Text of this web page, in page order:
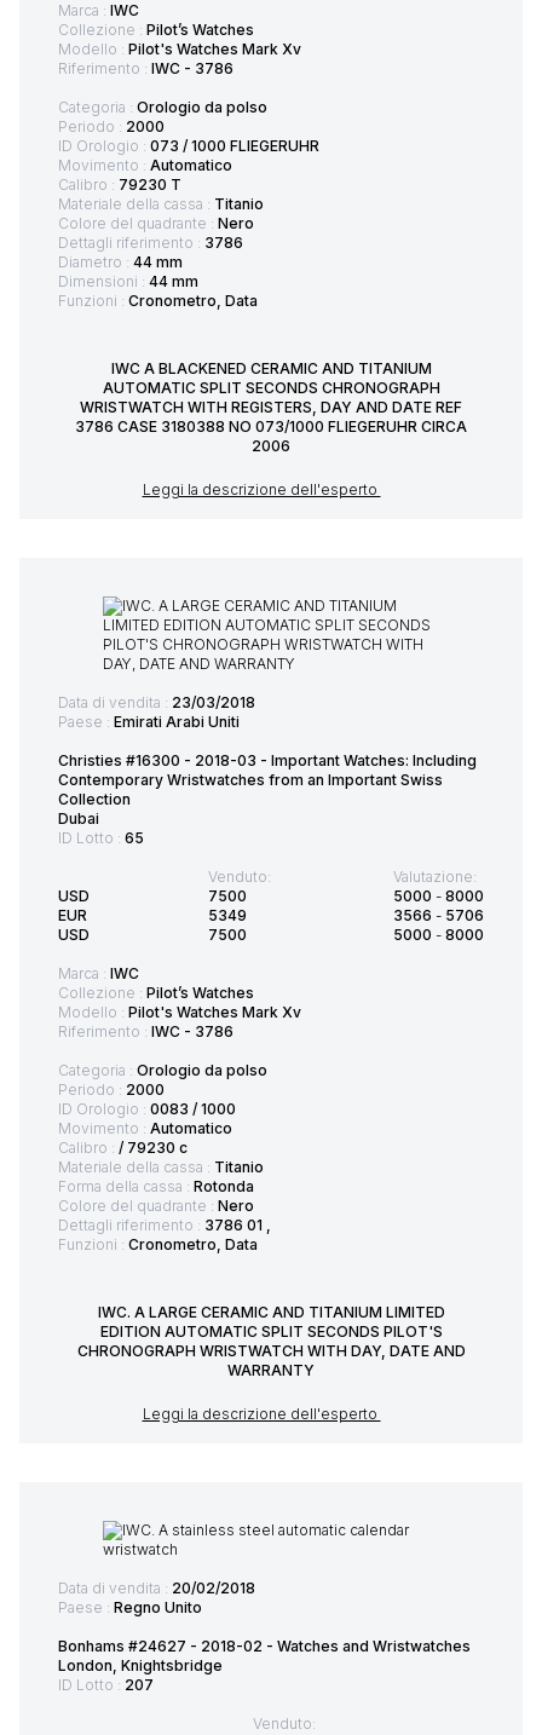
Marca : IWC
Collezione : Pilot’s Watches
Modello : Pilot's Watches Mark Xv
Riferimento : IWC - 3786
Categoria : Orologio da polso
Periodo : 2000
ID Orologio : 073 / 1000 FLIEGERUHR
Movimento : Automatico
Calibro : 79230 T
Materiale della cassa : Titanio
Colore del quadrante : Nero
Dettagli riferimento : 3786
Diametro : 44 mm
Dimensioni : 44 mm
Funzioni : Cronometro, Data
IWC A BLACKENED CERAMIC AND TITANIUM
AUTOMATIC SPLIT SECONDS CHRONOGRAPH
WRISTWATCH WITH REGISTERS, DAY AND DATE REF
3786 CASE 3180388 NO 073/1000 FLIEGERUHR CIRCA
2006
Leggi la descrizione dell'esperto
Data di vendita : 23/03/2018
Paese : Emirati Arabi Uniti
Christies #16300 - 2018-03 - Important Watches: Including
Contemporary Wristwatches from an Important Swiss
Collection
Dubai
ID Lotto : 65
USD
EUR
USD
Venduto:
7500
5349
7500
Valutazione:
5000 - 8000
3566 - 5706
5000 - 8000
Marca : IWC
Collezione : Pilot’s Watches
Modello : Pilot's Watches Mark Xv
Riferimento : IWC - 3786
Categoria : Orologio da polso
Periodo : 2000
ID Orologio : 0083 / 1000
Movimento : Automatico
Calibro : / 79230 c
Materiale della cassa : Titanio
Forma della cassa : Rotonda
Colore del quadrante : Nero
Dettagli riferimento : 3786 01 ,
Funzioni : Cronometro, Data
IWC. A LARGE CERAMIC AND TITANIUM LIMITED
EDITION AUTOMATIC SPLIT SECONDS PILOT'S
CHRONOGRAPH WRISTWATCH WITH DAY, DATE AND
WARRANTY
Leggi la descrizione dell'esperto
Data di vendita : 20/02/2018
Paese : Regno Unito
Bonhams #24627 - 2018-02 - Watches and Wristwatches
London, Knightsbridge
ID Lotto : 207
Venduto: